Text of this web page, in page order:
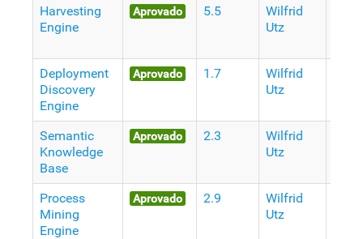
Harvesting
Engine
Aprovado 5.5
Wilfrid
Utz
Deployment
Discovery
Engine
Aprovado 1.7
Wilfrid
Utz
Semantic
Knowledge
Base
Aprovado 2.3
Wilfrid
Utz
Process
Mining
Engine
Aprovado 2.9
Wilfrid
Utz